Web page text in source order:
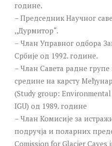
године.
– Председник Научног
,,Дурмитор“.
– Члан Управног одбора
Србије од 1992. године.
– Члан Савета радне
средине на карсту
(Study group:
IGU) од 1989. године
– Члан Комисије за
подручја и поларних
Comission for Glacier Caves